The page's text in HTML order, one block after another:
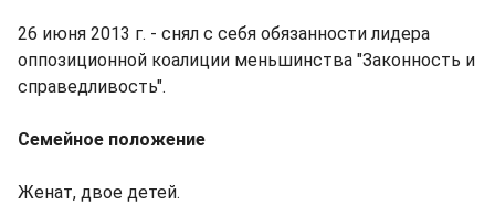
26 июня 2013 г. - снял с себя обязанности лидера
оппозиционной коалиции меньшинства "Законность и
справедливость".
Семейное положение
Женат, двое детей.